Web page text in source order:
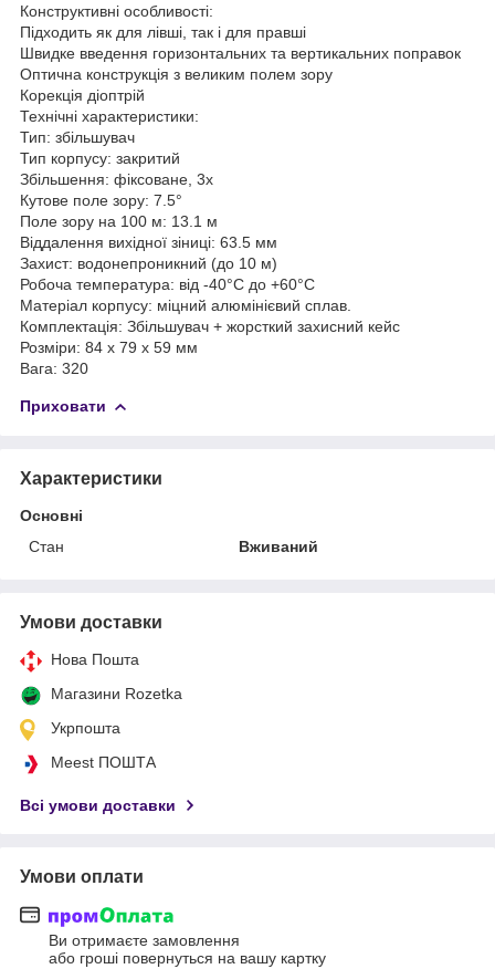
Конструктивні особливості:
Підходить як для лівші, так і для правші
Швидке введення горизонтальних та вертикальних поправок
Оптична конструкція з великим полем зору
Корекція діоптрій
Технічні характеристики:
Тип: збільшувач
Тип корпусу: закритий
Збільшення: фіксоване, 3х
Кутове поле зору: 7.5°
Поле зору на 100 м: 13.1 м
Віддалення вихідної зіниці: 63.5 мм
Захист: водонепроникний (до 10 м)
Робоча температура: від -40°С до +60°С
Матеріал корпусу: міцний алюмінієвий сплав.
Комплектація: Збільшувач + жорсткий захисний кейс
Розміри: 84 x 79 x 59 мм
Вага: 320
Приховати
Характеристики
Основні
Стан
Вживаний
Умови доставки
Нова Пошта
Магазини Rozetka
Укрпошта
Meest ПОШТА
Всі умови доставки
Умови оплати
Ви отримаєте замовлення
або гроші повернуться на вашу картку